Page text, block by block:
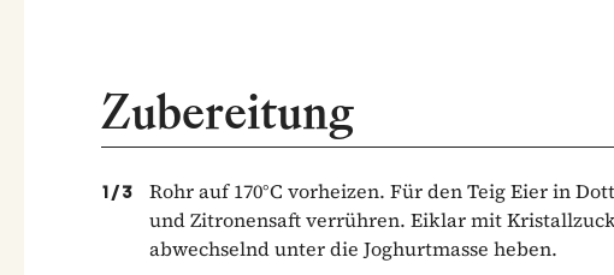
Zubereitung
1/3
Rohr auf 170°C vorheizen. Für den Teig Eier in
und Zitronensaft verrühren. Eiklar mit
abwechselnd unter die Joghurtmasse heben.